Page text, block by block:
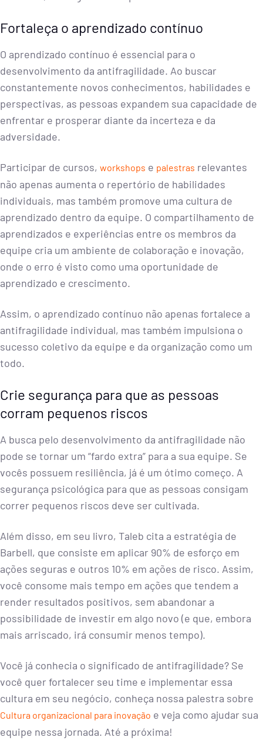
Fortaleça o aprendizado contínuo
O aprendizado contínuo é essencial para o
desenvolvimento da antifragilidade. Ao buscar
constantemente novos conhecimentos, habilidades e
perspectivas, as pessoas expandem sua capacidade de
enfrentar e prosperar diante da incerteza e da
adversidade.
Participar de cursos, workshops e palestras relevantes
não apenas aumenta o repertório de habilidades
individuais, mas também promove uma cultura de
aprendizado dentro da equipe. O compartilhamento de
aprendizados e experiências entre os membros da
equipe cria um ambiente de colaboração e inovação,
onde o erro é visto como uma oportunidade de
aprendizado e crescimento.
Assim, o aprendizado contínuo não apenas fortalece a
antifragilidade individual, mas também impulsiona o
sucesso coletivo da equipe e da organização como um
todo.
Crie segurança para que as pessoas
corram pequenos riscos
A busca pelo desenvolvimento da antifragilidade não
pode se tornar um “fardo extra” para a sua equipe. Se
vocês possuem resiliência, já é um ótimo começo. A
segurança psicológica para que as pessoas consigam
correr pequenos riscos deve ser cultivada.
Além disso, em seu livro, Taleb cita a estratégia de
Barbell, que consiste em aplicar 90% de esforço em
ações seguras e outros 10% em ações de risco. Assim,
você consome mais tempo em ações que tendem a
render resultados positivos, sem abandonar a
possibilidade de investir em algo novo (e que, embora
mais arriscado, irá consumir menos tempo).
Você já conhecia o significado de antifragilidade? Se
você quer fortalecer seu time e implementar essa
cultura em seu negócio, conheça nossa palestra sobre
Cultura organizacional para inovação ​ e veja como ajudar sua
equipe nessa jornada. Até a próxima!